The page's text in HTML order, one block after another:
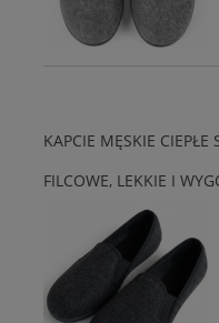
KAPCIE MĘSKIE
FILCOWE, LEKKIE I